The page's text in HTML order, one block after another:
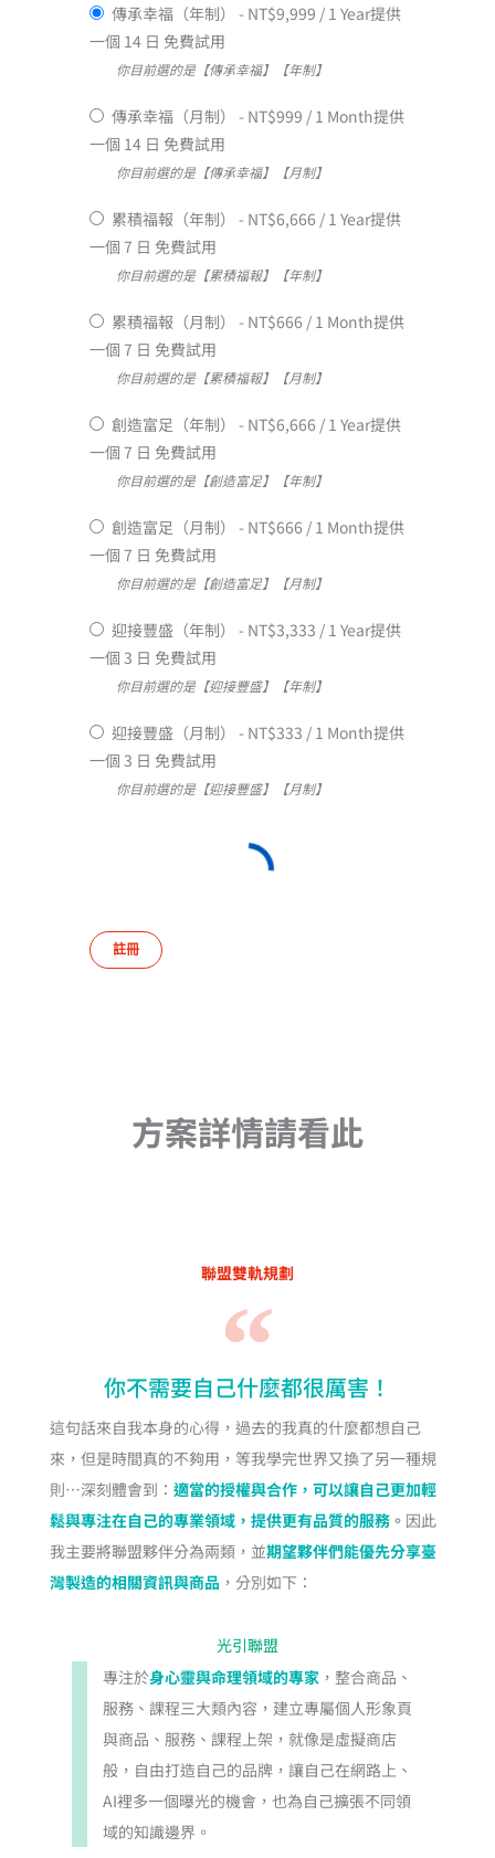
傳承幸福（年制） - NT$9,999 / 1 Year提供
一個 14 日 免費試用
你目前選的是【傳承幸福】【年制】
傳承幸福（月制） - NT$999 / 1 Month提供
一個 14 日 免費試用
你目前選的是【傳承幸福】【月制】
累積福報（年制） - NT$6,666 / 1 Year提供
一個 7 日 免費試用
你目前選的是【累積福報】【年制】
累積福報（月制） - NT$666 / 1 Month提供
一個 7 日 免費試用
你目前選的是【累積福報】【月制】
創造富足（年制） - NT$6,666 / 1 Year提供
一個 7 日 免費試用
你目前選的是【創造富足】【年制】
創造富足（月制） - NT$666 / 1 Month提供
一個 7 日 免費試用
你目前選的是【創造富足】【月制】
迎接豐盛（年制） - NT$3,333 / 1 Year提供
一個 3 日 免費試用
你目前選的是【迎接豐盛】【年制】
迎接豐盛（月制） - NT$333 / 1 Month提供
一個 3 日 免費試用
你目前選的是【迎接豐盛】【月制】
方案詳情請看此
聯盟雙軌規劃
你不需要自己什麼都很厲害！
這句話來自我本身的心得，過去的我真的什麼都想自己
來，但是時間真的不夠用，等我學完世界又換了另一種規
則…深刻體會到： 適當的授權與合作，可以讓自己更加輕
鬆與專注在自己的專業領域，提供更有品質的服務。 因此
我主要將聯盟夥伴分為兩類，並期望夥伴們能優先分享臺
灣製造的相關資訊與商品 ，分別如下：
光引聯盟
專注於身心靈與命理領域的專家，整合商品、
服務、課程三大類內容，建立專屬個人形象頁
與商品、服務、課程上架，就像是虛擬商店
般，自由打造自己的品牌，讓自己在網路上、
AI裡多一個曝光的機會，也為自己擴張不同領
域的知識邊界。